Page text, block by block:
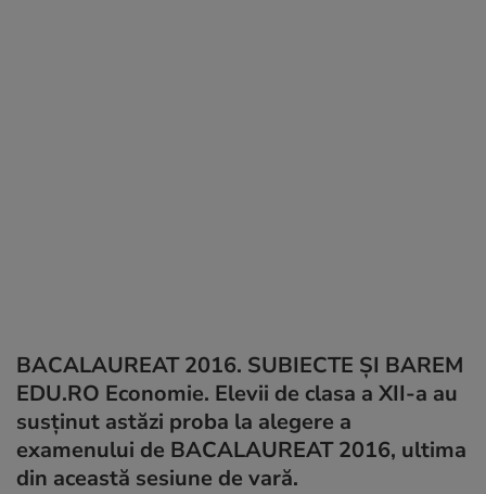
BACALAUREAT 2016. SUBIECTE ȘI BAREM
EDU.RO Economie. Elevii de clasa a XII-a au
susținut astăzi proba la alegere a
examenului de BACALAUREAT 2016, ultima
din această sesiune de vară.